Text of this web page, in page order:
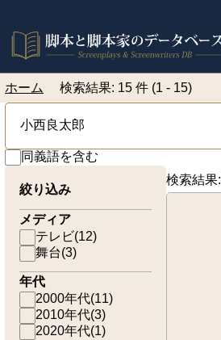
ホーム 検索結果: 15 件 (1 - 15)
同義語を含む
絞り込み
メディア
テレビ(12)
舞台(3)
年代
2000年代(11)
2010年代(3)
2020年代(1)
検索結果: